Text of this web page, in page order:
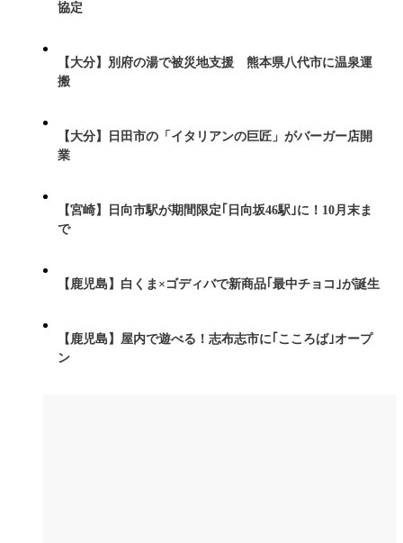
協定
【大分】別府の湯で被災地支援 熊本県八代市に温泉運
搬
【大分】日田市の「イタリアンの巨匠」がバーガー店開
業
【宮崎】日向市駅が期間限定｢日向坂46駅｣に！10月末ま
で
【鹿児島】白くま×ゴディバで新商品｢最中チョコ｣が誕生
【鹿児島】屋内で遊べる！志布志市に｢こころば｣オープ
ン